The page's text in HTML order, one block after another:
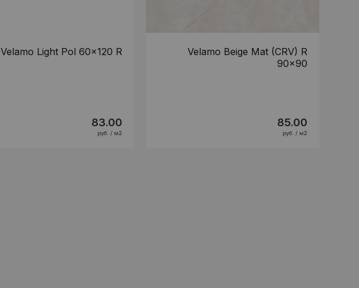
Velamo Light Pol 60x120 R
83.00
руб. / м2
Velamo Beige Mat (CRV) R
90x90
85.00
руб. / м2